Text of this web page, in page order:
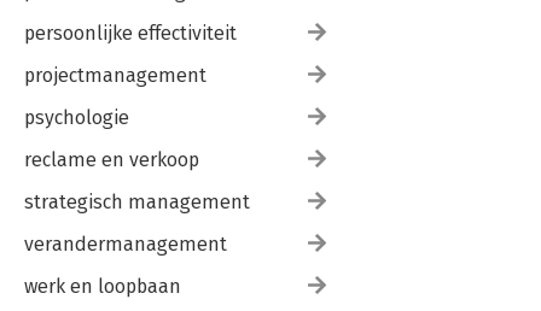
persoonlijke effectiviteit
projectmanagement
psychologie
reclame en verkoop
strategisch management
verandermanagement
werk en loopbaan